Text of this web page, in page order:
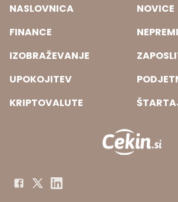
NASLOVNICA
NOVICE
FINANCE
IZOBRAŽEVANJE
UPOKOJITEV
KRIPTOVALUTE